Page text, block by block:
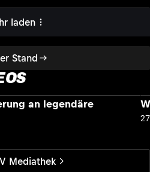
Stand
laden
Mediathek
an legendäre